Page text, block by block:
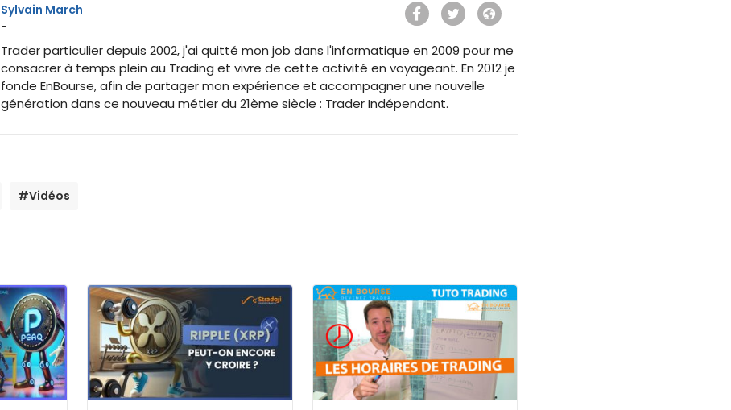
Sylvain March
-
Trader particulier depuis 2002, j'ai quitté mon job dans l'informatique en 2009 pour me
consacrer à temps plein au Trading et vivre de cette activité en voyageant. En 2012 je
fonde EnBourse, afin de partager mon expérience et accompagner une nouvelle
génération dans ce nouveau métier du 21ème siècle : Trader Indépendant.
#Vidéos